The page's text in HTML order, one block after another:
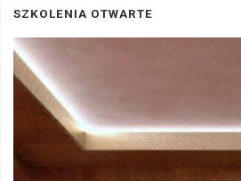
SZKOLENIA OTWARTE